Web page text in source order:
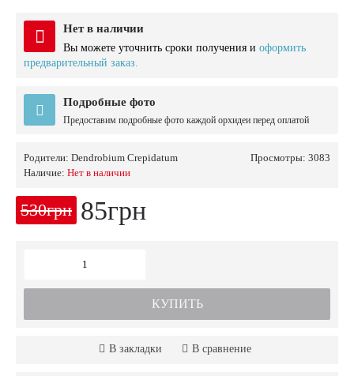
Нет в наличии
Вы можете уточнить сроки получения и оформить
предварительный заказ.
Подробные фото
Предоставим подробные фото каждой орхидеи перед оплатой
Просмотры: 3083
Родители: Dendrobium Crepidatum
Наличие: Нет в наличии
530грн 85грн
КУПИТЬ
В закладки В сравнение